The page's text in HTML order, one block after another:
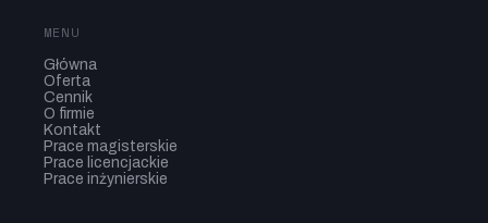
MENU
Główna
Oferta
Cennik
O firmie
Kontakt
Prace magisterskie
Prace licencjackie
Prace inżynierskie